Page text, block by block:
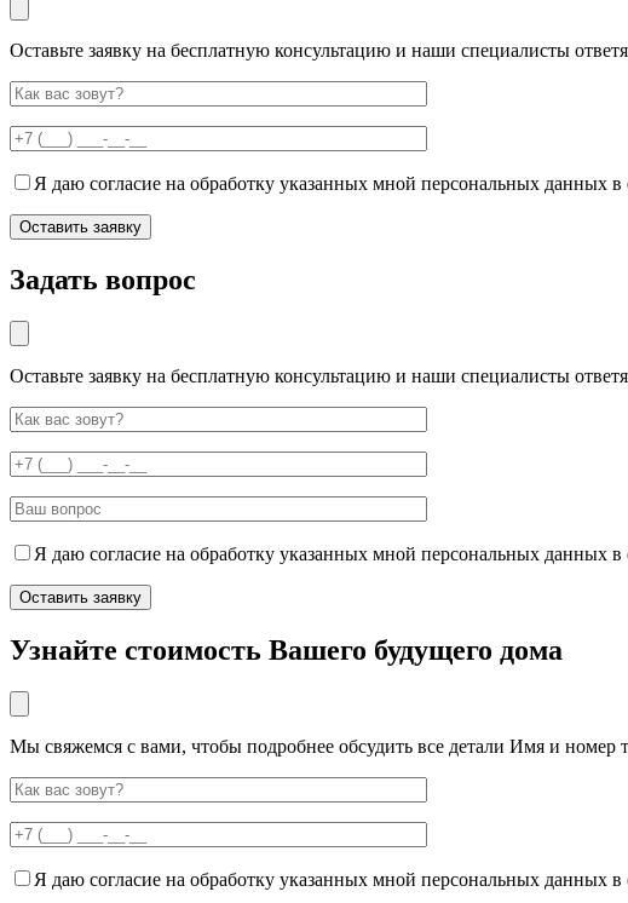
Оставьте заявку на бесплатную консультацию и наши специалисты
Я даю согласие на обработку указанных мной персональных данных в
Задать вопрос
Оставьте заявку на бесплатную консультацию и наши специалисты
Я даю согласие на обработку указанных мной персональных данных в
Узнайте стоимость Вашего будущего дома
Мы свяжемся с вами, чтобы подробнее обсудить все детали Имя и номер
Я даю согласие на обработку указанных мной персональных данных в